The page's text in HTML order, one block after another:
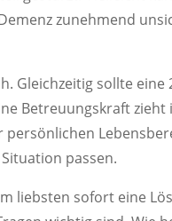
zunehmend
Gleichzeitig sollte eine
Betreuungskraft zieht
passen.
liebsten sofort eine